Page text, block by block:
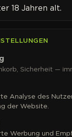
18 Jahren alt.
Sicherheit —
Analyse des
der Website.
Werbung und